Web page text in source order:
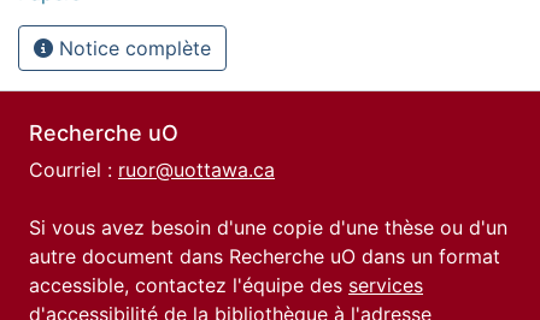
Notice complète
Recherche uO
Courriel : ruor@uottawa.ca
Si vous avez besoin d'une copie d'une thèse ou d'un
autre document dans Recherche uO dans un format
accessible, contactez l'équipe des services
d'accessibilité de la bibliothèque à l'adresse